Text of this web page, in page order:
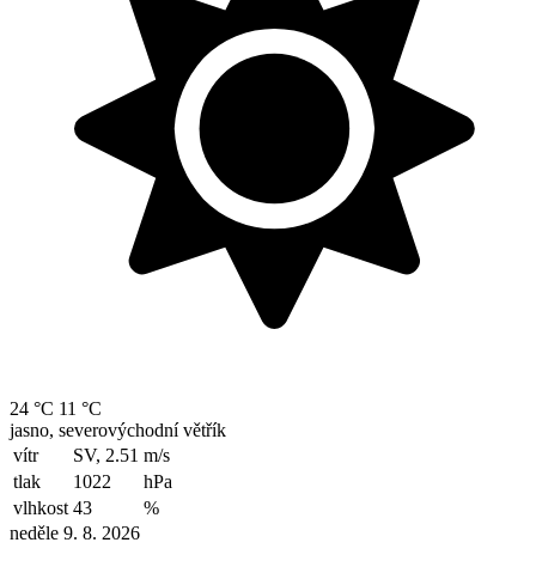
24 °C 11 °C
jasno, severovýchodní větřík
vítr
SV, 2.51 m/s
tlak
1022
hPa
vlhkost 43
%
neděle 9. 8. 2026